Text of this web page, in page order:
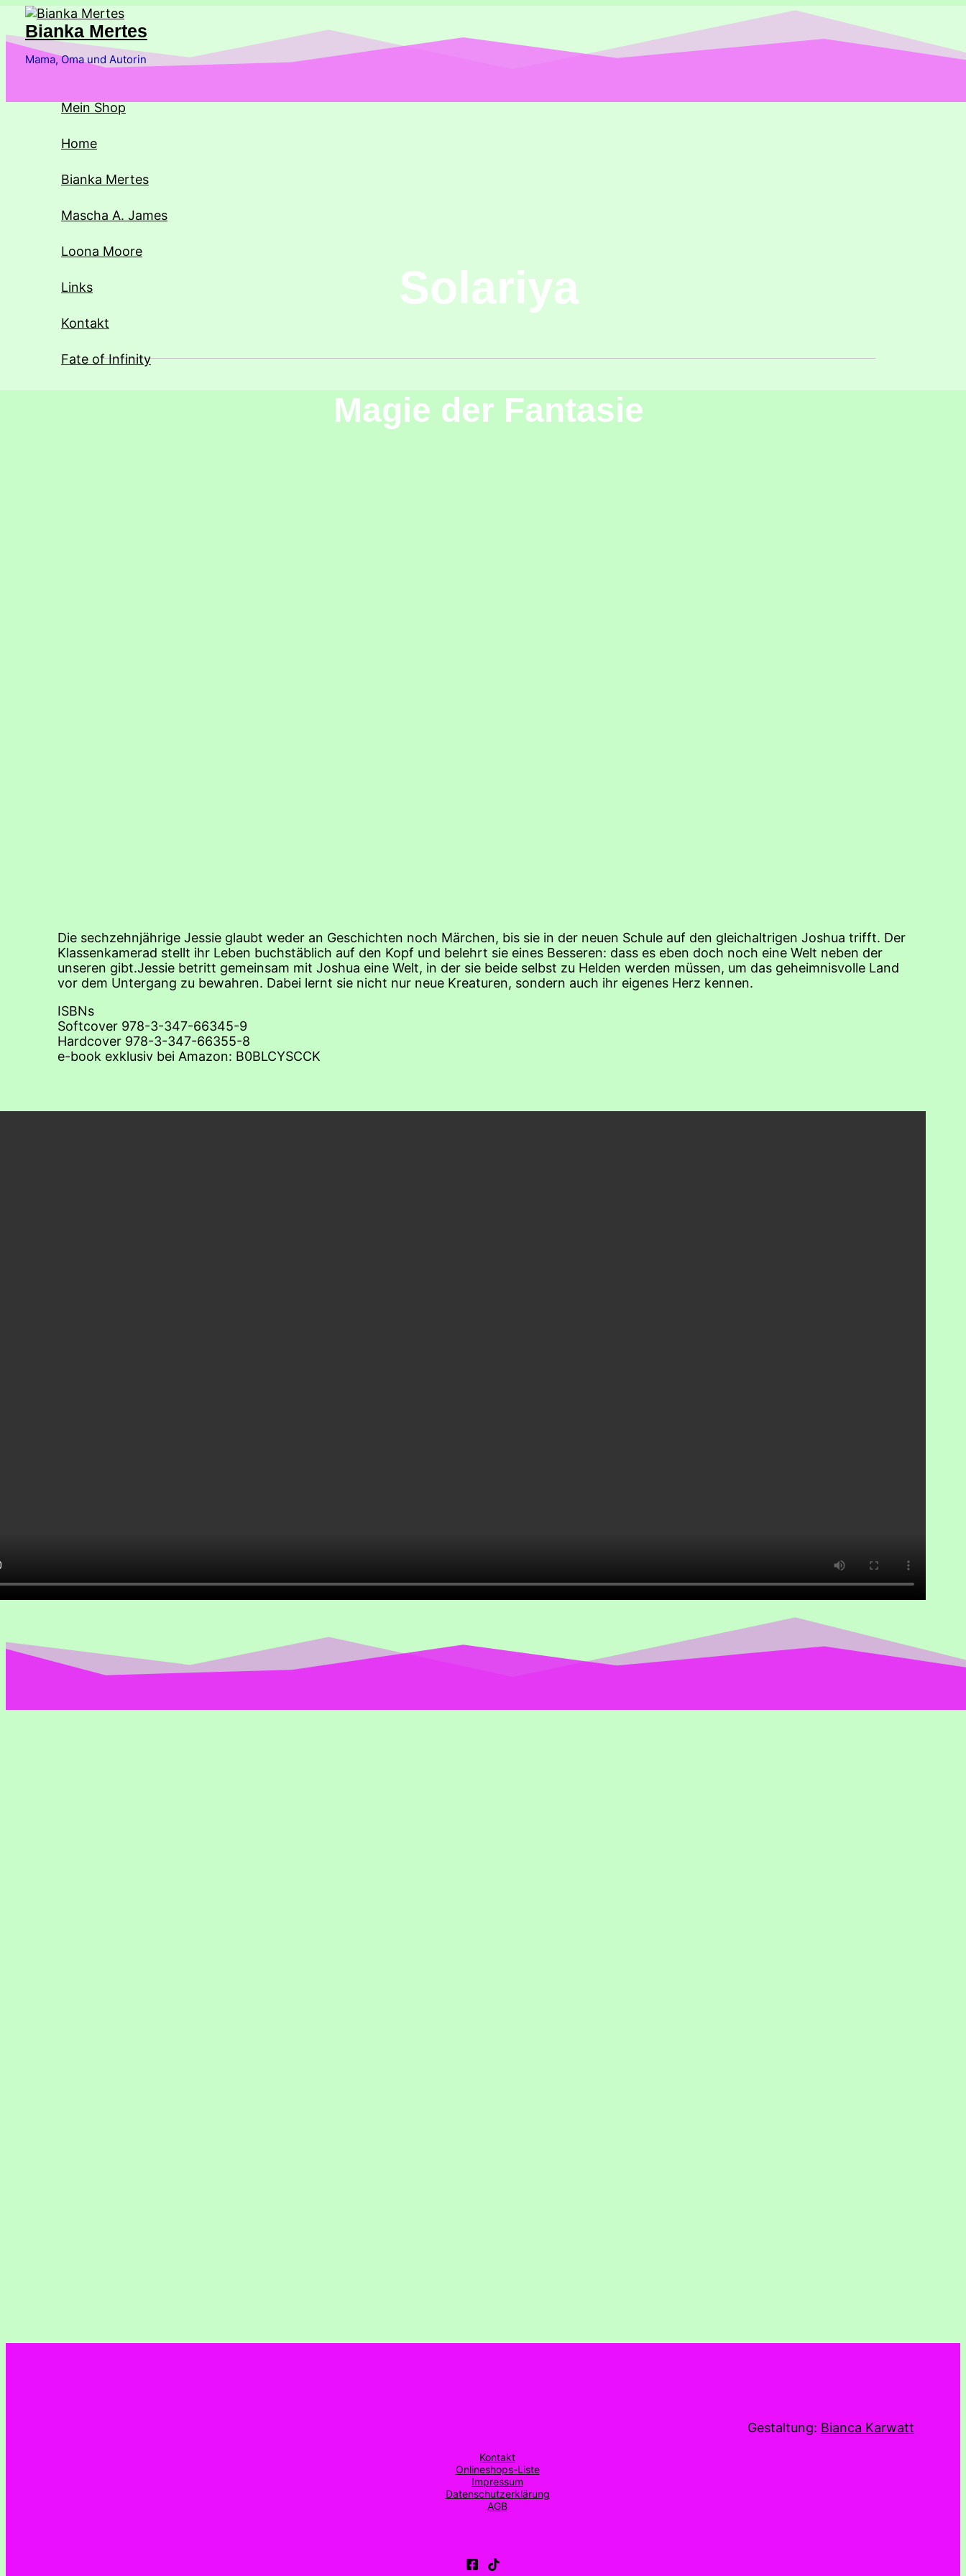
Zum
Inhalt
springen
Bianka Mertes
Mama, Oma und Autorin
Mein Shop
Home
Bianka Mertes
Mascha A. James
Loona Moore
Links
Kontakt
Fate of Infinity
Solariya
Magie der Fantasie
Die sechzehnjährige Jessie glaubt weder an Geschichten noch Märchen, bis sie in der neuen Schule auf den gleichaltrigen Joshua trifft. Der
Klassenkamerad stellt ihr Leben buchstäblich auf den Kopf und belehrt sie eines Besseren: dass es eben doch noch eine Welt neben der
unseren gibt.Jessie betritt gemeinsam mit Joshua eine Welt, in der sie beide selbst zu Helden werden müssen, um das geheimnisvolle Land
vor dem Untergang zu bewahren. Dabei lernt sie nicht nur neue Kreaturen, sondern auch ihr eigenes Herz kennen.
ISBNs
Softcover 978-3-347-66345-9
Hardcover 978-3-347-66355-8
e-book exklusiv bei Amazon:‎ B0BLCYSCCK
Gestaltung: Bianca Karwatt
Kontakt
Onlineshops-Liste
Impressum
Datenschutzerklärung
AGB